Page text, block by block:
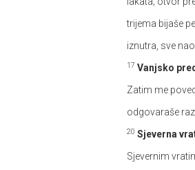
trijema bijaše
iznutra, sve
17 Vanjsko
Zatim me
odgovaraše
20 Sjeverna
Sjevernim